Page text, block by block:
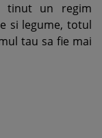
tinut un regim
si legume, totul
tau sa fie mai